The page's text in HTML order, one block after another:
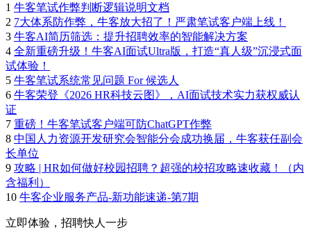
1 牛客笔试作弊判断逻辑说明文档
2 7大体系防作弊，牛客放大招了！严肃笔试客户端上线！
3 牛客AI简历筛选：提升招聘效率的智能解决方案
4 全新重磅升级！牛客AI面试Ultra版，打造“真人级”沉浸式面
试体验！
5 牛客笔试系统常见问题 For 候选人
6 牛客荣登《2026 HR科技云图》，AI面试技术实力获权威认
证
7 重磅！牛客笔试客户端可防ChatGPT作弊
8 中国人力资源开发研究会智能分会成功换届，牛客获任副会
长单位
9 攻略 | HR如何做好校园招聘？超强的校招攻略速收藏！（内
含福利）
10 牛客企业服务产品-新功能速递-第7期
立即体验，招聘快人一步